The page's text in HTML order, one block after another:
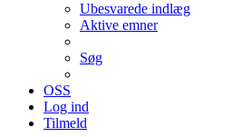
Ubesvarede indlæg
Aktive emner
Søg
OSS
Log ind
Tilmeld